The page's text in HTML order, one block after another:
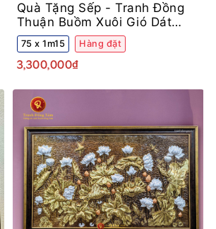
Quà Tặng Sếp -Tranh Đồng
Thuận Buồm Xuôi Gió Dát
Tam Khí Khung Decor
75 x 1m15 Hàng đặt
3,300,000₫